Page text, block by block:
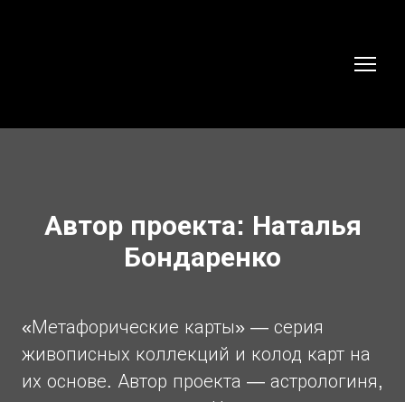
Автор проекта: Наталья
Бондаренко
«Метафорические карты» — серия
живописных коллекций и колод карт на
их основе. Автор проекта — астрологиня,